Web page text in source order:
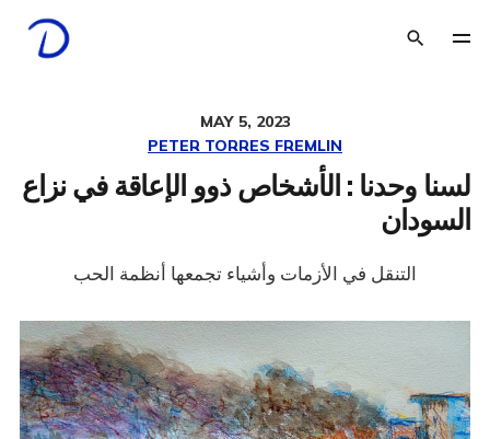
MAY 5, 2023
PETER TORRES FREMLIN
لسنا وحدنا : الأشخاص ذوو الإعاقة في نزاع
السودان
التنقل في الأزمات وأشياء تجمعها أنظمة الحب